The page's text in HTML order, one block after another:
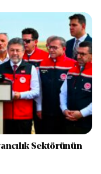
Sektörünün